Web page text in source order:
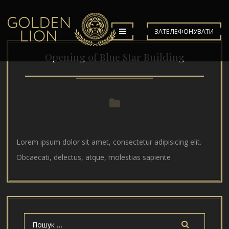
ЗАТЕЛЕФОНУВАТИ
Opening of Blue Star Building
Lorem ipsum dolor sit amet, consectetur adipisicing elit.
Obcaecati, delectus, atque, molestias sapiente